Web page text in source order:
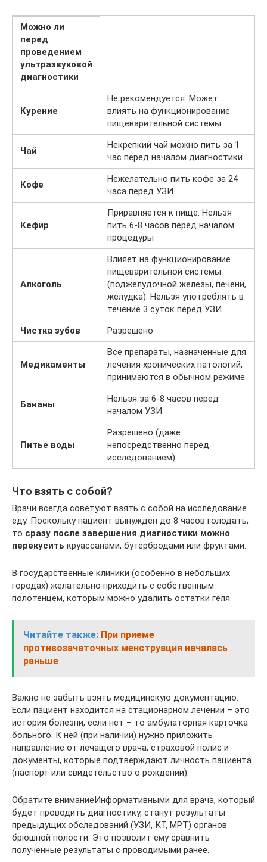
Можно ли
перед
проведением
ультразвуковой
диагностики
Курение
Не рекомендуется. Может
влиять на функционирование
пищеварительной системы
Чай
Некрепкий чай можно пить за 1
час перед началом диагностики
Кофе
Нежелательно пить кофе за 24
часа перед УЗИ
Кефир
Приравняется к пище. Нельзя
пить 6-8 часов перед началом
процедуры
Алкоголь
Влияет на функционирование
пищеварительной системы
(поджелудочной железы, печени,
желудка). Нельзя употреблять в
течение 3 суток перед УЗИ
Чистка зубов
Разрешено
Медикаменты
Все препараты, назначенные для
лечения хронических патологий,
принимаются в обычном режиме
Бананы
Нельзя за 6-8 часов перед
началом УЗИ
Питье воды
Разрешено (даже
непосредственно перед
исследованием)
Что взять с собой?
Врачи всегда советуют взять с собой на исследование
еду. Поскольку пациент вынужден до 8 часов голодать,
то сразу после завершения диагностики можно
перекусить круассанами, бутербродами или фруктами.
В государственные клиники (особенно в небольших
городах) желательно приходить с собственным
полотенцем, которым можно удалить остатки геля.
Читайте также: При приеме
противозачаточных менструация началась
раньше
Важно не забыть взять медицинскую документацию.
Если пациент находится на стационарном лечении – это
история болезни, если нет – то амбулаторная карточка
больного. К ней (при наличии) нужно приложить
направление от лечащего врача, страховой полис и
документы, которые подтверждают личность пациента
(паспорт или свидетельство о рождении).
Обратите вниманиеИнформативными для врача, который
будет проводить диагностику, станут результаты
предыдущих обследований (УЗИ, КТ, МРТ) органов
брюшной полости. Это позволит ему сравнить
полученные результаты с проводимыми ранее.